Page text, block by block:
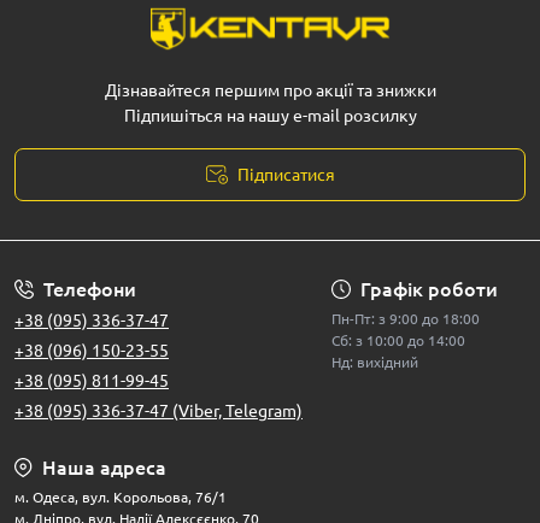
І якщо ви шукаєте якісний транспорт, що поєднує
інновації та доступність, варто звернути увагу на бренд
Види електротранспорту
Електроскутери
Електроскутери – це ідеальне рішення для тих, хто
щоденного використання. Вони відрізняються високою
Основні переваги:
Безшумність роботи.
Низькі витрати на заряджання.
Відсутність шкідливих викидів.
Електровелосипеди поєднують переваги традиційного
велосипеда та електроприводу. Це відмінний вибір для
Дізнавайтеся першим про акції та знижки
Підпишіться на нашу e-mail розсилку
Підписатися
Телефони
+38 (095) 336-37-47
+38 (096) 150-23-55
+38 (095) 811-99-45
+38 (095) 336-37-47 (Viber, Telegram)
Графік роботи
Пн-Пт: з 9:00 до 18:00
Сб: з 10:00 до 14:00
Нд: вихідний
Наша адреса
м. Одеса, вул. Корольова, 76/1
м. Дніпро, вул. Надії Алексєєнко, 70